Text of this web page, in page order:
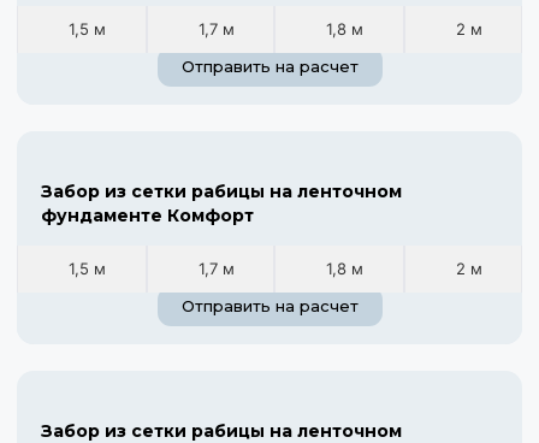
1,5 м 1,7 м 1,8 м
2 м
Отправить на расчет
Забор из сетки рабицы на ленточном
фундаменте Комфорт
1,5 м 1,7 м 1,8 м
2 м
Отправить на расчет
Забор из сетки рабицы на ленточном